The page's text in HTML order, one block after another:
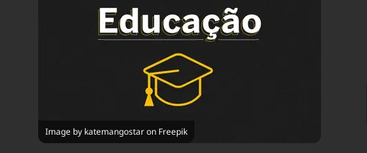
Image by katemangostar on Freepik